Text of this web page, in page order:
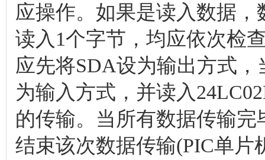
应操作。如果是读入数据
读入1个字节，均应依次检
应先将SDA设为输出方式
为输入方式，并读入
的传输。当所有数据传输
结束该次数据传输(PIC单片